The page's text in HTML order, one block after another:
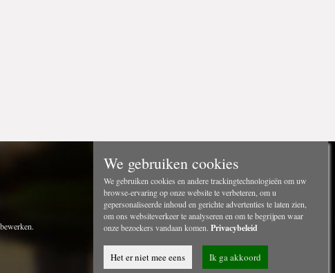
We gebruiken cookies
We gebruiken cookies en andere trackingtechnologieën om uw
browse-ervaring op onze website te verbeteren, om u
gepersonaliseerde inhoud en gerichte advertenties te laten zien,
om ons websiteverkeer te analyseren en om te begrijpen waar
onze bezoekers vandaan komen. Privacybeleid
Het er niet mee eens Ik ga akkoord